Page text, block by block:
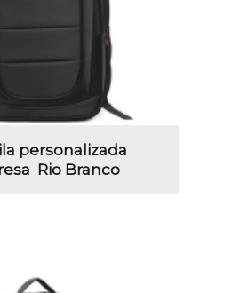
personalizada
Rio Branco